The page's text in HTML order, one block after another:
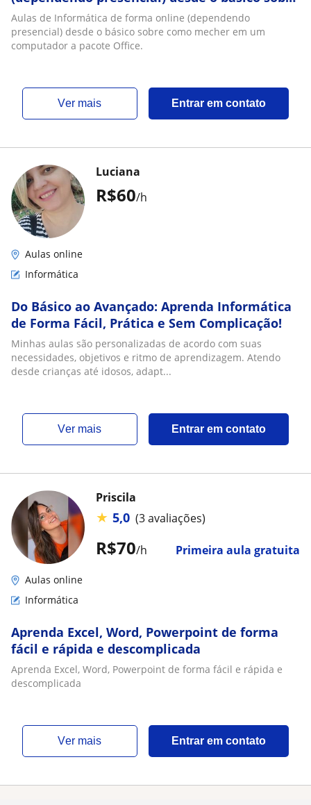
como mecher em um computador a pacote
Office
Aulas de Informática de forma online (dependendo
presencial) desde o básico sobre como mecher em um
computador a pacote Office.
ver mais Entrar em contato
R$60/h
Luciana
Aulas online
Informática
Do Básico ao Avançado: Aprenda Informática
de Forma Fácil, Prática e Sem Complicação!
Minhas aulas são personalizadas de acordo com suas
necessidades, objetivos e ritmo de aprendizagem. Atendo
desde crianças até idosos, adapt...
ver mais Entrar em contato
R$70/h Primeira aula gratuita
Priscila
★ 5,0 (3 avaliações)
Aulas online
Informática
Aprenda Excel, Word, Powerpoint de forma
fácil e rápida e descomplicada
Aprenda Excel, Word, Powerpoint de forma fácil e rápida e
descomplicada
ver mais Entrar em contato